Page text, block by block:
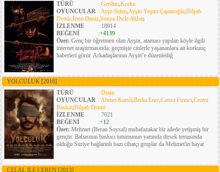
TÜRÜ
: Gerilim,Korku
OYUNCULAR :Ayşe Selen,Ayşin Yeşim Çapanoğlu,Dilşah
Demir,İrem Deniz,Sonya Dicle Akbaş
İZLENME
: 18914
BEĞENİ
:+4139
Özet: Genç bir öğretmen olan Ayşin, ataması yapılan köyle ilgili
internet araştırmasında; geçmişte cinlerle yaşananlara ait korkunç
haberleri görür. Arkadaşlarının Ayşin’e düzenlediğ
YOLCULUK [2016]
TÜRÜ
: Dram
OYUNCULAR :Ahmet Karslı,Bedia Ener,Cansu Fırıncı,Cezmi
Baskın,Dilşah Demir
İZLENME
: 7021
BEĞENİ
:+12
Özet: Mehmet (Beran Soysal) muhafazakar bir ailede yetişmiş bir
gençtir. Babasının baskıcı tutumunun yanında dirsek temasında
olduğu Suriye bağlantılı bazı cihatçı gruplar da Mehmet'in hayat
CELAL ILE CEREN [2013]